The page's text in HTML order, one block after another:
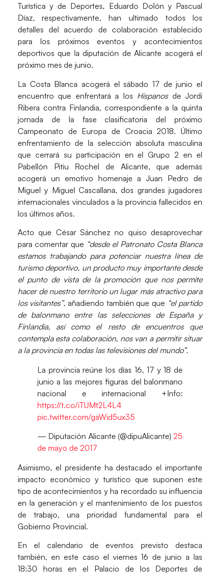
Turística y de Deportes, Eduardo Dolón y Pascual
Díaz, respectivamente, han ultimado todos los
detalles del acuerdo de colaboración establecido
para los próximos eventos y acontecimientos
deportivos que la diputación de Alicante acogerá el
próximo mes de junio.
La Costa Blanca acogerá el sábado 17 de junio el
encuentro que enfrentará a los Hispanosde Jordi
Ribera contra Finlandia, correspondiente a la quinta
jornada de la fase clasificatoria del próximo
Campeonato de Europa de Croacia 2018. Último
enfrentamiento de la selección absoluta masculina
que cerrará su participación en el Grupo 2 en el
Pabellón Pitiu Rochel de Alicante, que además
acogerá un emotivo homenaje a Juan Pedro de
Miguel y Miguel Cascallana, dos grandes jugadores
internacionales vinculados a la provincia fallecidos en
los últimos años.
Acto que César Sánchez no quiso desaprovechar
para comentar que “desde el Patronato Costa Blanca
estamos trabajando para potenciar nuestra línea de
turismo deportivo, un producto muy importante desde
el punto de vista de la promoción que nos permite
hacer de nuestro territorio un lugar más atractivo para
los visitantes”, añadiendo también que que “el partido
de balonmano entre las selecciones de España y
Finlandia, así como el resto de encuentros que
contempla esta colaboración, nos van a permitir situar
a la provincia en todas las televisiones del mundo”.
La provincia reúne los días 16, 17 y 18 de
junio a las mejores figuras del balonmano
nacional e internacional +Info:
https://t.co/iTUMt2L4L4
pic.twitter.com/gaWid5ux35
— Diputación Alicante (@dipuAlicante) 25
de mayo de 2017
Asimismo, el presidente ha destacado el importante
impacto económico y turístico que suponen este
tipo de acontecimientos y ha recordado su influencia
en la generación y el mantenimiento de los puestos
de trabajo, una prioridad fundamental para el
Gobierno Provincial.
En el calendario de eventos previsto destaca
también, en este caso el viernes 16 de junio a las
18:30 horas en el Palacio de los Deportes de